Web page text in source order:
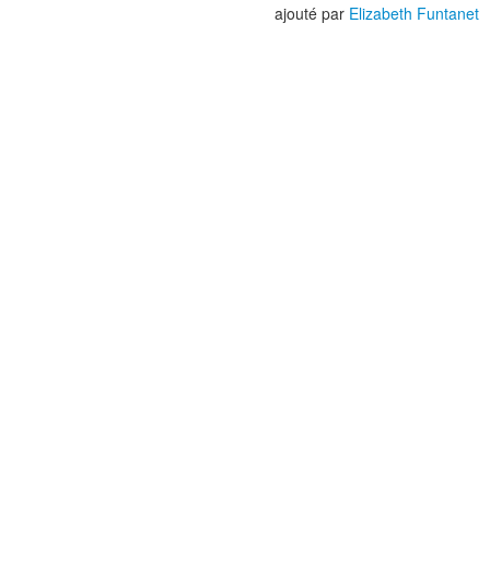
ajouté par Elizabeth Funtanet